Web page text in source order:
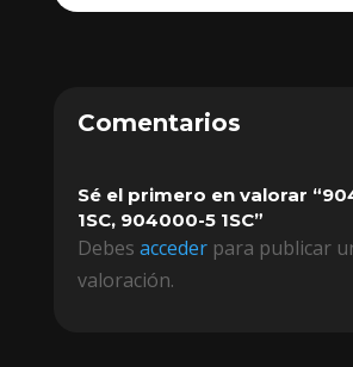
Comentarios
Sé el primero en valorar
1SC, 904000-5 1SC”
Debes accederpara publicar
valoración.